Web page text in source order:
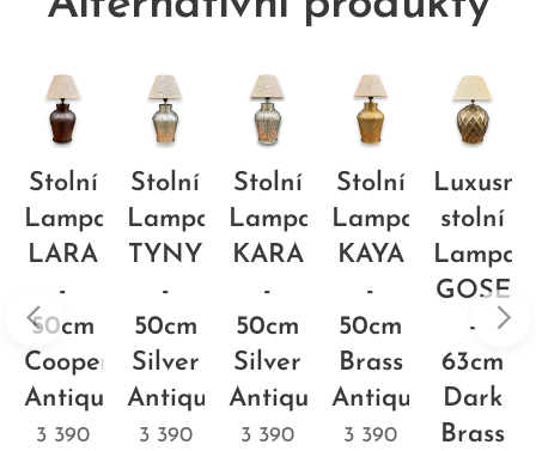
Stolní
Lampa
LARA
-
50cm
Cooper
Antique
3 390
Stolní
Lampa
TYNY
-
50cm
Silver
Antique
3 390
Stolní
Lampa
KARA
-
50cm
Silver
Antique
3 390
Stolní
Lampa
KAYA
-
50cm
Brass
Antique
3 390
Luxusní
stolní
Lampa
GOSE
-
63cm
Dark
Brass